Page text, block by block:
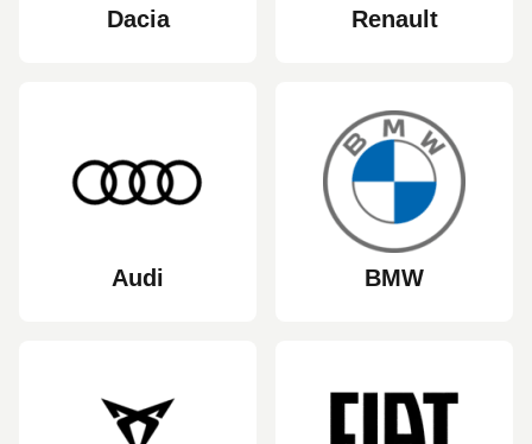
Dacia Renault
Audi BMW